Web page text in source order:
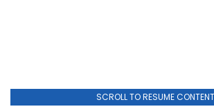
SCROLL TO RESUME CONTENT